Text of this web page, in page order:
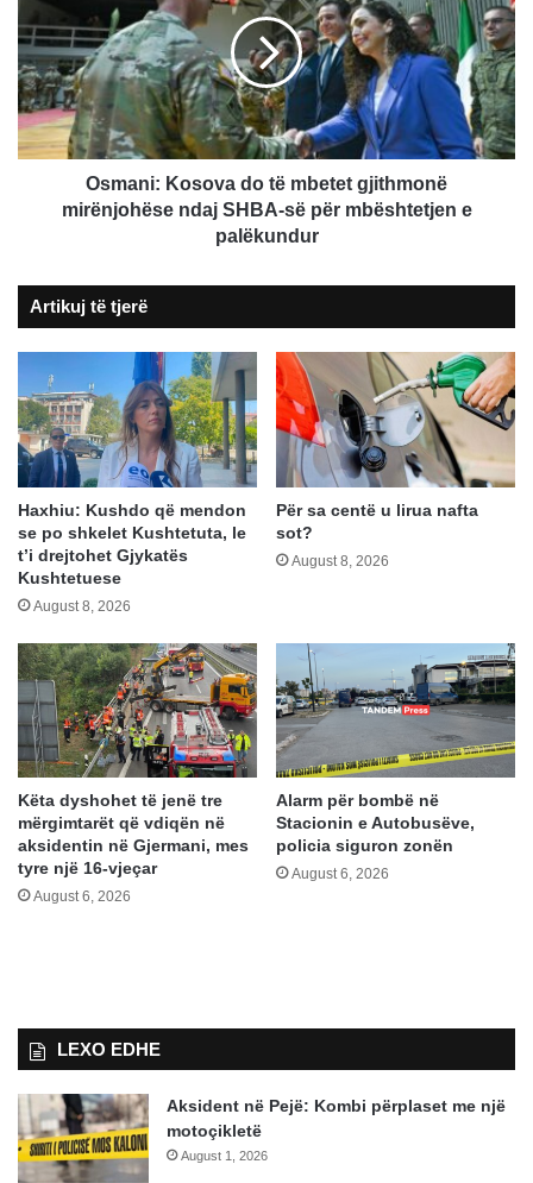
të
mbetet
gjithmonë
mirënjohëse
ndaj
SHBA-
palëkundur
Osmani: Kosova do të mbetet gjithmonë
mirënjohëse ndaj SHBA-së për mbështetjen e
palëkundur
Artikuj të tjerë
Haxhiu: Kushdo që mendon
se po shkelet Kushtetuta, le
t’i drejtohet Gjykatës
Kushtetuese
August 8, 2026
Për sa centë u lirua nafta
sot?
August 8, 2026
Këta dyshohet të jenë tre
mërgimtarët që vdiqën në
aksidentin në Gjermani, mes
tyre një 16-vjeçar
August 6, 2026
Alarm për bombë në
Stacionin e Autobusëve,
policia siguron zonën
August 6, 2026
LEXO EDHE
Aksident në Pejë: Kombi përplaset me një
motoçikletë
August 1, 2026